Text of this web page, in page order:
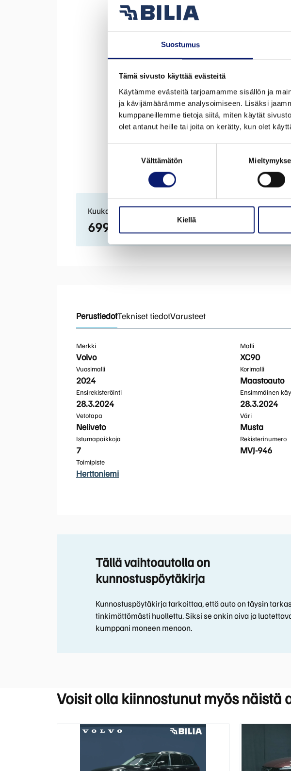
Suostumus
Tämä sivusto käyttää evästeitä
Käytämme evästeitä tarjoamamme sisällön ja
ja kävijämäärämme analysoimiseen. Lisäksi
kumppaneillemme tietoja siitä, miten käytät
olet antanut heille tai joita on kerätty, kun olet
Välttämätön
Kiellä
Todellinen
luottopäätöksen ja
Haluatko
talteen?
Täytä
sähköpostiisi.
Kuukausierä:
699,85 SIIRRY
PerustiedotTekniset tiedotVarusteet
Merkki
Volvo
Malli
XC90
Vuosimalli
2024
Korimalli
Maastoauto
Ensirekisteröinti
28.3.2024
Ensimmäinen
28.3.2024
Vetotapa
Neliveto
Väri
Musta
Istumapaikkoja
7
Rekisterinumero
MVJ-946
Toimipiste
Herttoniemi
Tällä vaihtoautolla on
kunnostuspöytäkirja
Kunnostuspöytäkirja tarkoittaa, että auto on täysin
tinkimättömästi huollettu. Siksi se onkin oiva ja
kumppani moneen menoon.
Voisit olla kiinnostunut myös näistä